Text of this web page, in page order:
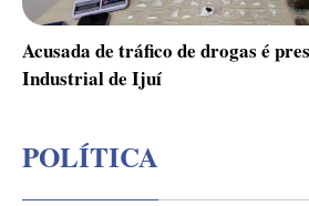
Acusada de tráfico de drogas é
Industrial de Ijuí
POLÍTICA